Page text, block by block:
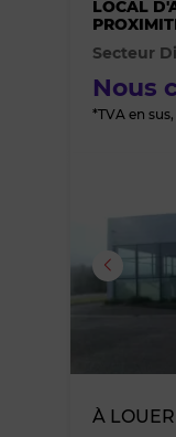
LOCAL
Secteur
Nous
*TVA en
À LOUER